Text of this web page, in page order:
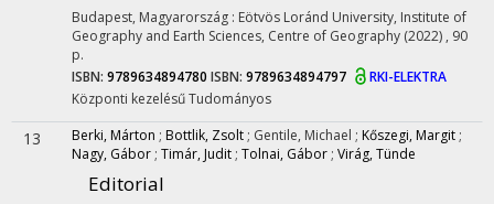
Budapest, Magyarország : Eötvös Loránd University, Institute of
Geography and Earth Sciences, Centre of Geography (2022) , 90
p.
ISBN: 9789634894780 ISBN: 9789634894797
RKI-ELEKTRA
Központi kezelésűTudományos
13 Berki, Márton ; Bottlik, Zsolt ; Gentile, Michael ; Kőszegi, Margit ;
Nagy, Gábor ; Timár, Judit ; Tolnai, Gábor ; Virág, Tünde
Editorial